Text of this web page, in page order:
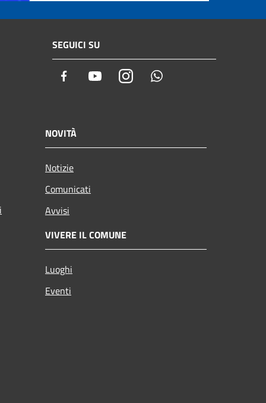
SEGUICI SU
Facebook YoutubeInstagram
NOVITÀ
Notizie
Comunicati
Avvisi
VIVERE IL COMUNE
Luoghi
Eventi